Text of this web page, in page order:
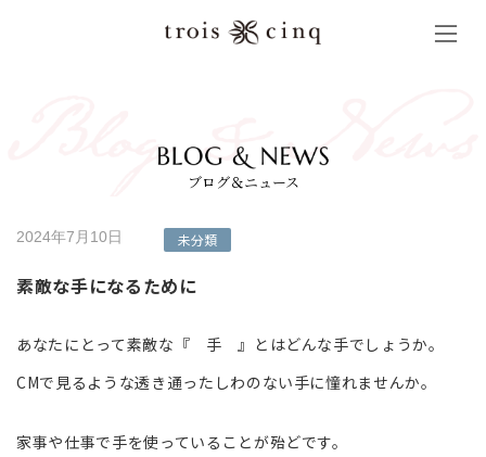
ブログ＆ニュース
2024年7月10日 未分類
素敵な手になるために
あなたにとって素敵な『 手 』とはどんな手でしょうか。
CMで見るような透き通ったしわのない手に憧れませんか。
家事や仕事で手を使っていることが殆どです。